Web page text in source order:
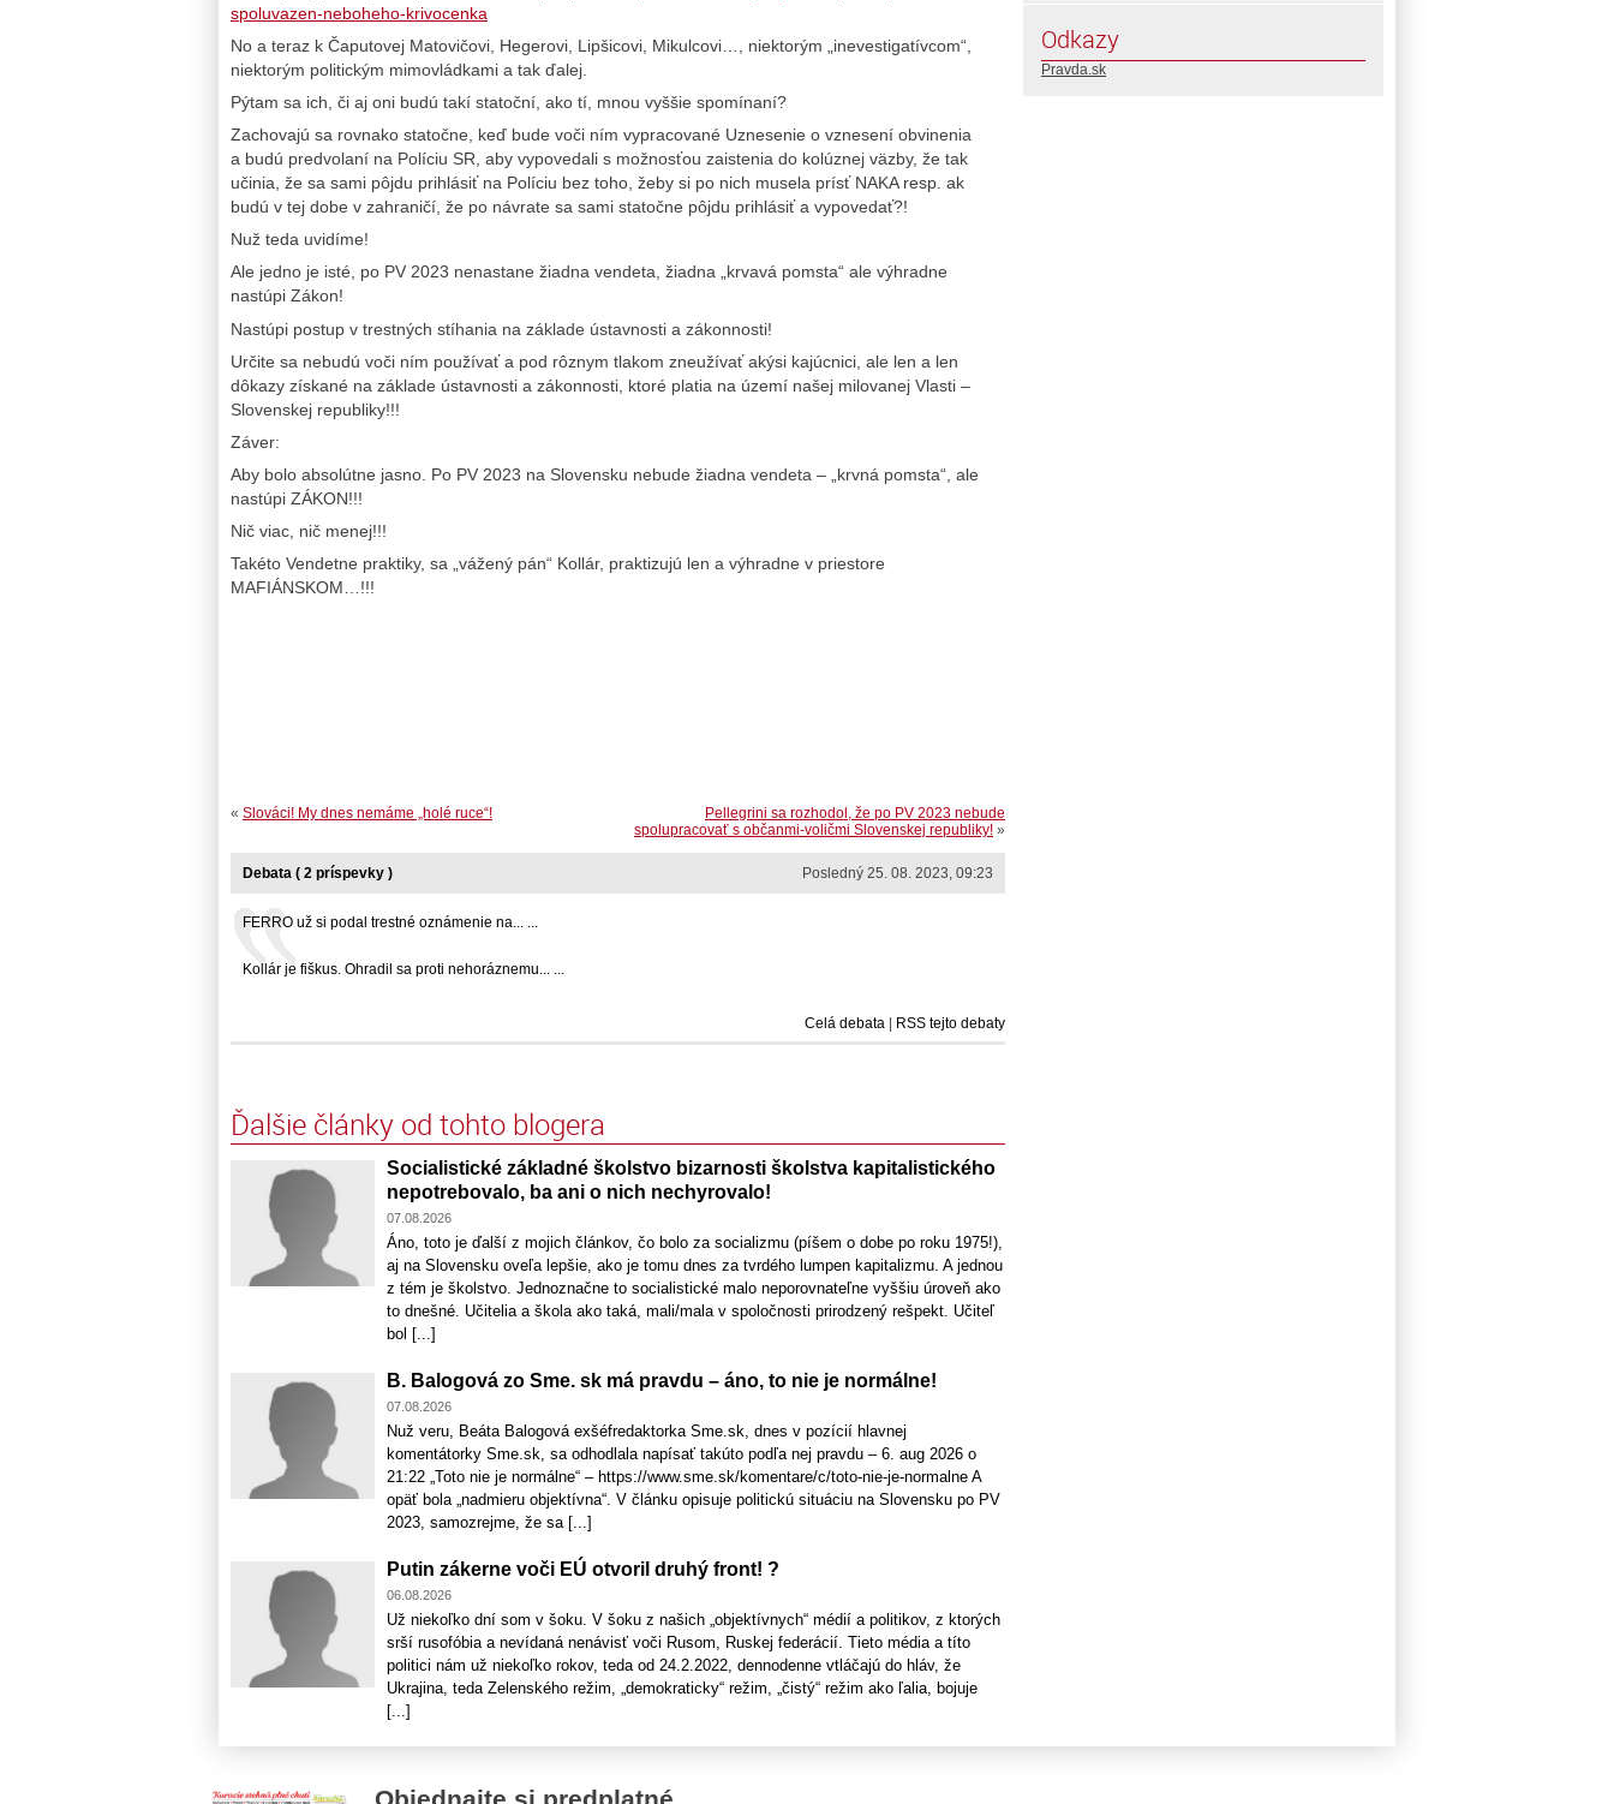
spoluvazen-neboheho-krivocenka
No a teraz k Čaputovej Matovičovi, Hegerovi, Lipšicovi, Mikulcovi…, niektorým „inevestigatívcom“,
niektorým politickým mimovládkami a tak ďalej.
Pýtam sa ich, či aj oni budú takí statoční, ako tí, mnou vyššie spomínaní?
Zachovajú sa rovnako statočne, keď bude voči ním vypracované Uznesenie o vznesení obvinenia
a budú predvolaní na Políciu SR, aby vypovedali s možnosťou zaistenia do kolúznej väzby, že tak
učinia, že sa sami pôjdu prihlásiť na Políciu bez toho, žeby si po nich musela prísť NAKA resp. ak
budú v tej dobe v zahraničí, že po návrate sa sami statočne pôjdu prihlásiť a vypovedať?!
Nuž teda uvidíme!
Ale jedno je isté, po PV 2023 nenastane žiadna vendeta, žiadna „krvavá pomsta“ ale výhradne
nastúpi Zákon!
Nastúpi postup v trestných stíhania na základe ústavnosti a zákonnosti!
Určite sa nebudú voči ním používať a pod rôznym tlakom zneužívať akýsi kajúcnici, ale len a len
dôkazy získané na základe ústavnosti a zákonnosti, ktoré platia na území našej milovanej Vlasti –
Slovenskej republiky!!!
Záver:
Aby bolo absolútne jasno. Po PV 2023 na Slovensku nebude žiadna vendeta – „krvná pomsta“, ale
nastúpi ZÁKON!!!
Nič viac, nič menej!!!
Takéto Vendetne praktiky, sa „vážený pán“ Kollár, praktizujú len a výhradne v priestore
MAFIÁNSKOM…!!!
Pellegrini sa rozhodol, že po PV 2023 nebude
spolupracovať s občanmi-voličmi Slovenskej republiky! »
« Slováci! My dnes nemáme „holé ruce“!
Posledný 25. 08. 2023, 09:23
Debata ( 2 príspevky )
FERRO už si podal trestné oznámenie na... ...
Kollár je fiškus. Ohradil sa proti nehoráznemu... ...
Celá debata RSS tejto debaty
Ďalšie články od tohto blogera
Socialistické základné školstvo bizarnosti školstva kapitalistického
nepotrebovalo, ba ani o nich nechyrovalo!
07.08.2026
Áno, toto je ďalší z mojich článkov, čo bolo za socializmu (píšem o dobe po roku 1975!),
aj na Slovensku oveľa lepšie, ako je tomu dnes za tvrdého lumpen kapitalizmu. A jednou
z tém je školstvo. Jednoznačne to socialistické malo neporovnateľne vyššiu úroveň ako
to dnešné. Učitelia a škola ako taká, mali/mala v spoločnosti prirodzený rešpekt. Učiteľ
bol [...]
B. Balogová zo Sme. sk má pravdu – áno, to nie je normálne!
07.08.2026
Nuž veru, Beáta Balogová exšéfredaktorka Sme.sk, dnes v pozícií hlavnej
komentátorky Sme.sk, sa odhodlala napísať takúto podľa nej pravdu – 6. aug 2026 o
21:22 „Toto nie je normálne“ – https://www.sme.sk/komentare/c/toto-nie-je-normalne A
opäť bola „nadmieru objektívna“. V článku opisuje politickú situáciu na Slovensku po PV
2023, samozrejme, že sa [...]
Putin zákerne voči EÚ otvoril druhý front! ?
06.08.2026
Už niekoľko dní som v šoku. V šoku z našich „objektívnych“ médií a politikov, z ktorých
srší rusofóbia a nevídaná nenávisť voči Rusom, Ruskej federácií. Tieto média a títo
politici nám už niekoľko rokov, teda od 24.2.2022, dennodenne vtláčajú do hláv, že
Ukrajina, teda Zelenského režim, „demokraticky“ režim, „čistý“ režim ako ľalia, bojuje
[...]
Odkazy
Pravda.sk